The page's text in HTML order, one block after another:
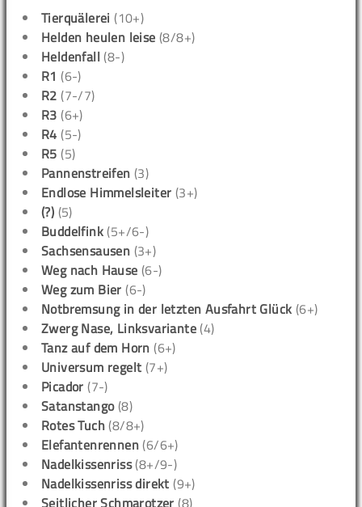
Tierquälerei (10+)
Helden heulen leise (8/8+)
Heldenfall (8-)
R1 (6-)
R2 (7-/7)
R3 (6+)
R4 (5-)
R5 (5)
Pannenstreifen (3)
Endlose Himmelsleiter (3+)
(?) (5)
Buddelfink (5+/6-)
Sachsensausen (3+)
Weg nach Hause (6-)
Weg zum Bier (6-)
Notbremsung in der letzten Ausfahrt Glück (6+)
Zwerg Nase, Linksvariante (4)
Tanz auf dem Horn (6+)
Universum regelt (7+)
Picador (7-)
Satanstango(8)
Rotes Tuch (8/8+)
Elefantenrennen (6/6+)
Nadelkissenriss(8+/9-)
Nadelkissenriss direkt (9+)
Seitlicher Schmarotzer (8)